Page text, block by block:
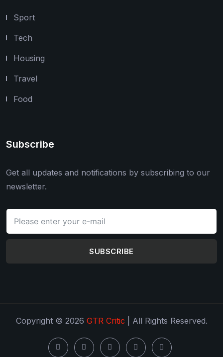
Sport
Tech
Housing
Travel
Food
Subscribe
Get all updates and notifications by subscribing to our
newsletter.
SUBSCRIBE
Copyright © 2026 GTR Critic | All Rights Reserved.